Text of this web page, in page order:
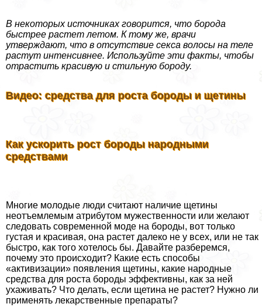
В некоторых источниках говорится, что борода
быстрее растет летом. К тому же, врачи
утверждают, что в отсутствие ceкcа волосы на теле
растут интенсивнее. Используйте эти факты, чтобы
отрастить красивую и стильную бороду.
Видео: средства для роста бороды и щетины
Как ускорить рост бороды народными
средствами
Многие молодые люди считают наличие щетины
неотъемлемым атрибутом мужественности или желают
следовать современной моде на бороды, вот только
густая и красивая, она растет далеко не у всех, или не так
быстро, как того хотелось бы. Давайте разберемся,
почему это происходит? Какие есть способы
«активизации» появления щетины, какие народные
средства для роста бороды эффективны, как за ней
ухаживать? Что делать, если щетина не растет? Нужно ли
применять лекарственные препараты?